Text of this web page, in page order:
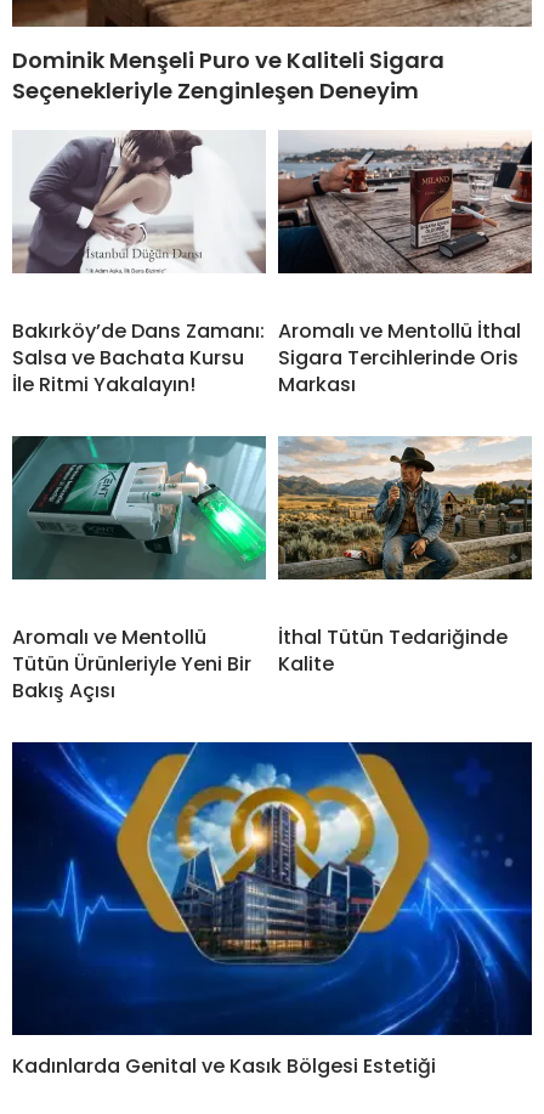
Dominik Menşeli Puro ve Kaliteli Sigara
Seçenekleriyle Zenginleşen Deneyim
Bakırköy’de Dans Zamanı:
Salsa ve Bachata Kursu
İle Ritmi Yakalayın!
Aromalı ve Mentollü İthal
Sigara Tercihlerinde Oris
Markası
Aromalı ve Mentollü
Tütün Ürünleriyle Yeni Bir
Bakış Açısı
İthal Tütün Tedariğinde
Kalite
Kadınlarda Genital ve Kasık Bölgesi Estetiği